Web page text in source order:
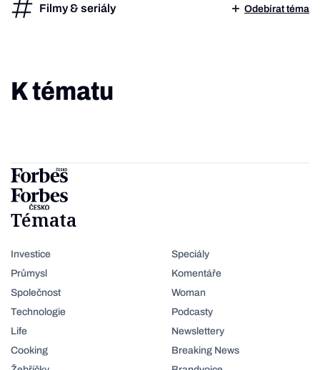
Filmy & seriály Odebírat téma
K tématu
Témata
Investice
Průmysl
Společnost
Technologie
Life
Cooking
Speciály
Komentáře
Woman
Podcasty
Newslettery
Breaking News